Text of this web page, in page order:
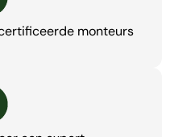
monteurs